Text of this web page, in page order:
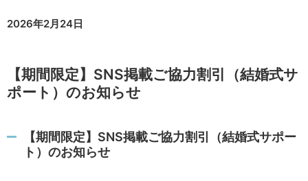
2026年2月24日
【期間限定】SNS掲載ご協力割引（結婚式サ
ポート）のお知らせ
【期間限定】SNS掲載ご協力割引（結婚式サポー
ト）のお知らせ